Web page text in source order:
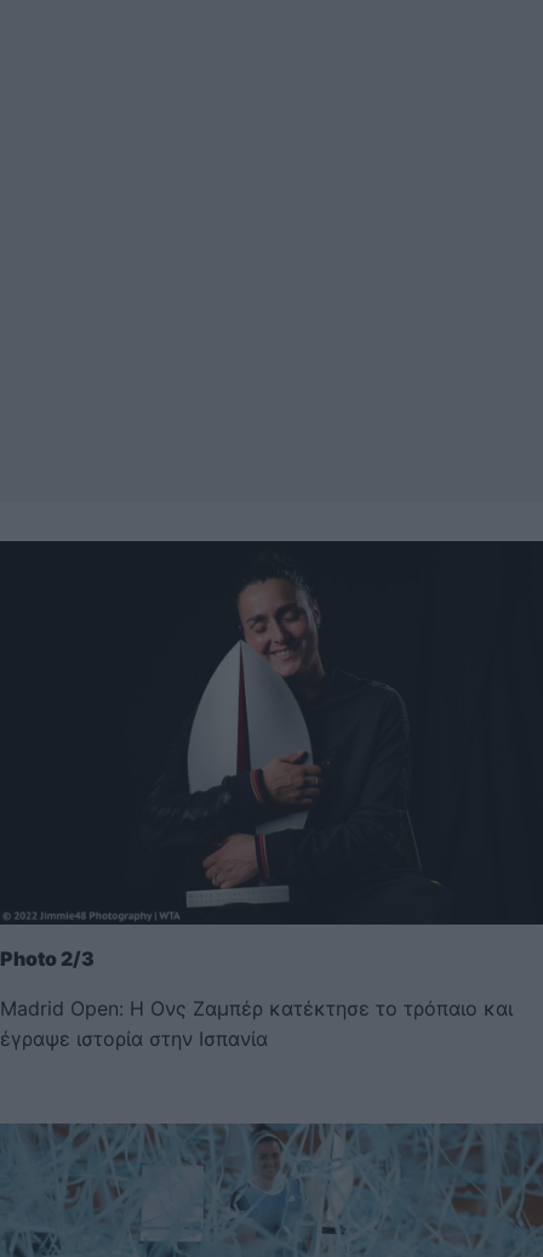
Photo 2/3
Madrid Open: Η Ονς Ζαμπέρ κατέκτησε το τρόπαιο και
έγραψε ιστορία στην Ισπανία